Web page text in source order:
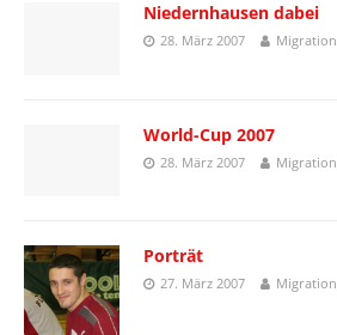
Niedernhausen dabei
28. März 2007 Migration
World-Cup 2007
28. März 2007 Migration
Porträt
27. März 2007 Migration